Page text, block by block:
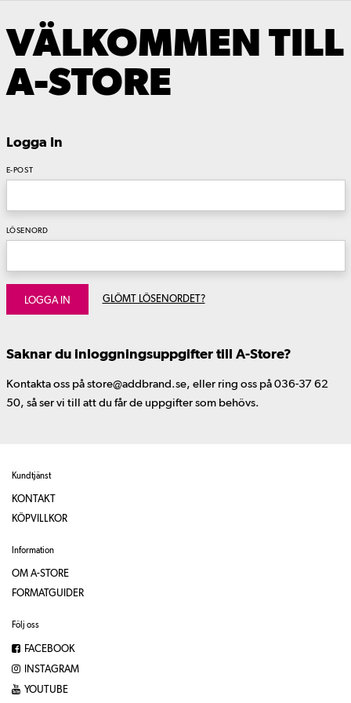
VÄLKOMMEN TILL
A-STORE
Logga In
E-POST
LÖSENORD
LOGGA IN GLÖMT LÖSENORDET?
Saknar du inloggningsuppgifter till A-Store?
Kontakta oss på store@addbrand.se, eller ring oss på 036-37 62
50, så ser vi till att du får de uppgifter som behövs.
Kundtjänst
KONTAKT
KÖPVILLKOR
Information
OM A-STORE
FORMATGUIDER
Följ oss
FACEBOOK
INSTAGRAM
YOUTUBE